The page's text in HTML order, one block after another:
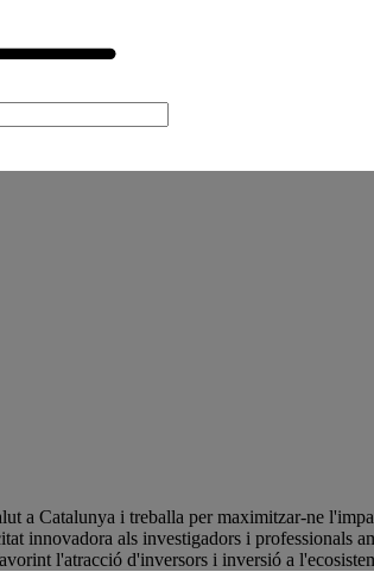
a Catalunya i treballa per maximitzar-ne
innovadora als investigadors i professionals
l'atracció d'inversors i inversió a